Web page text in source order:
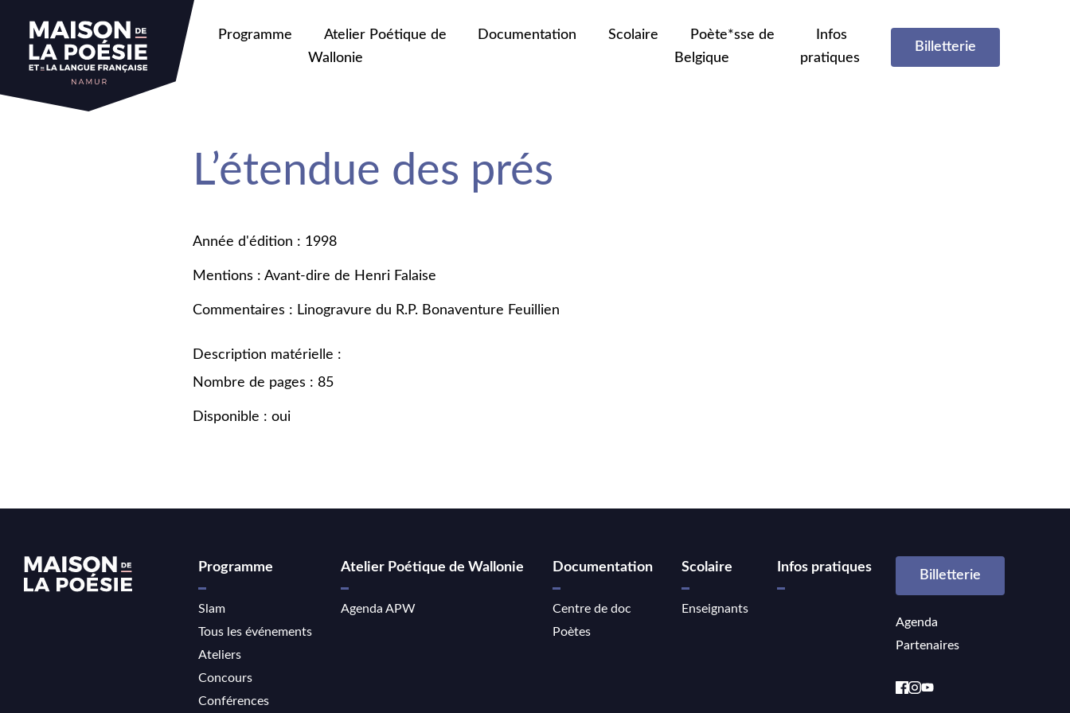
Programme
Atelier Poétique de
Wallonie
Documentation Scolaire
Poète*sse de
Belgique
Infos
pratiques
Billetterie
L’étendue des prés
Année d'édition : 1998
Mentions : Avant-dire de Henri Falaise
Commentaires : Linogravure du R.P. Bonaventure Feuillien
Description matérielle :
Nombre de pages : 85
Disponible : oui
Programme
Slam
Tous les événements
Ateliers
Concours
Conférences
Atelier Poétique de Wallonie
Agenda APW
Documentation
Centre de doc
Poètes
Scolaire
Enseignants
Infos pratiques
Billetterie
Agenda
Partenaires